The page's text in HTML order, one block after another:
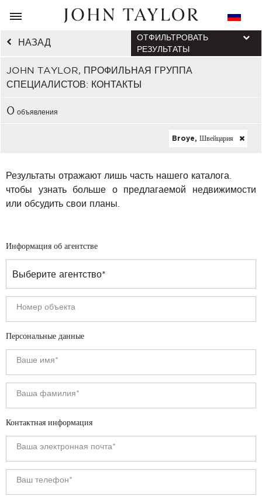
НАЗАД
JOHN TAYLOR, ПРОФИЛЬНАЯ ГРУППА
СПЕЦИАЛИСТОВ: КОНТАКТЫ
ОТФИЛЬТРОВАТЬ
РЕЗУЛЬТАТЫ
0 объявления
Broye, Швейцария
Результаты отражают лишь часть нашего каталога.
чтобы узнать больше о предлагаемой недвижимости
или обсудить свои планы.
Информация об агентстве
Персональные данные
Контактная информация